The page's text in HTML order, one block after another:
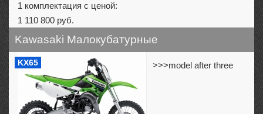
1 комплектация с ценой:
1 110 800 руб.
Kawasaki Малокубатурные
KX65 >>>model after three